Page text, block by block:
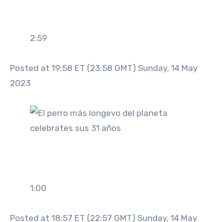
2:59
Posted at 19:58 ET (23:58 GMT) Sunday, 14 May
2023
1:00
Posted at 18:57 ET (22:57 GMT) Sunday, 14 May